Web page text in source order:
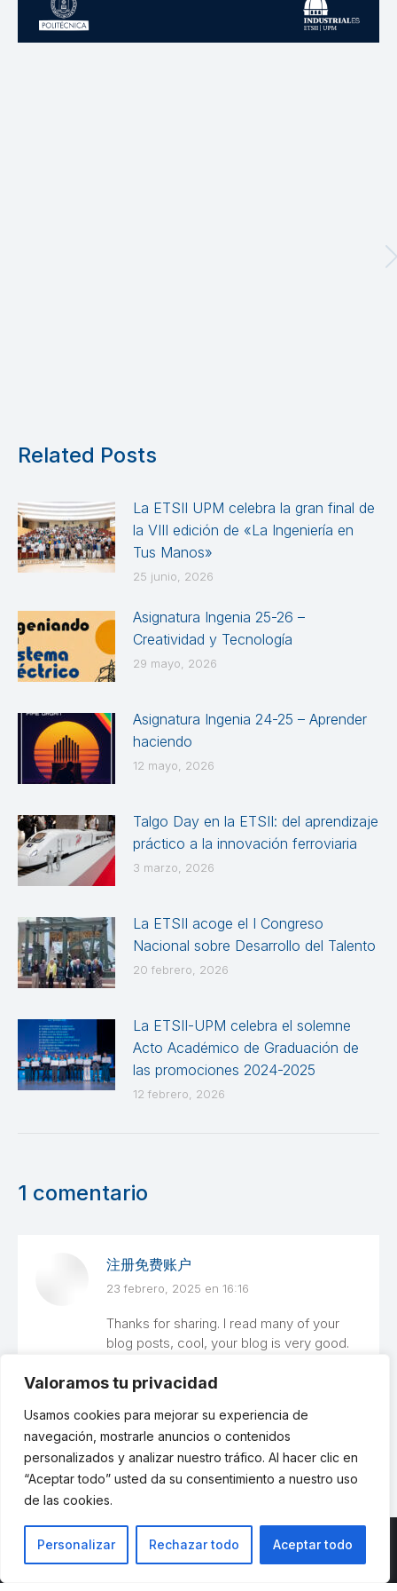
Valoramos tu privacidad
Usamos cookies para mejorar su experiencia de
navegación, mostrarle anuncios o contenidos
personalizados y analizar nuestro tráfico. Al hacer clic en
“Aceptar todo” usted da su consentimiento a nuestro uso
de las cookies.
Personalizar Rechazar todo Aceptar todo
publicaciones
Related Posts
La ETSII UPM celebra la gran final de
la VIII edición de «La Ingeniería en
Tus Manos»
25 junio, 2026
Asignatura Ingenia 25-26 –
Creatividad y Tecnología
29 mayo, 2026
Asignatura Ingenia 24-25 – Aprender
haciendo
12 mayo, 2026
Talgo Day en la ETSII: del aprendizaje
práctico a la innovación ferroviaria
3 marzo, 2026
La ETSII acoge el I Congreso
Nacional sobre Desarrollo del Talento
20 febrero, 2026
La ETSII-UPM celebra el solemne
Acto Académico de Graduación de
las promociones 2024-2025
12 febrero, 2026
1 comentario
注册免费账户
dice:
23 febrero, 2025 en 16:16
Thanks for sharing. I read many of your
blog posts, cool, your blog is very good.
Los comentarios están cerrados